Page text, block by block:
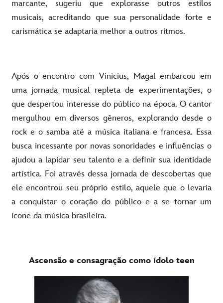
marcante, sugeriu que explorasse outros estilos
musicais, acreditando que sua personalidade forte e
carismática se adaptaria melhor a outros ritmos.
Após o encontro com Vinicius, Magal embarcou em
uma jornada musical repleta de experimentações, o
que despertou interesse do público na época. O cantor
mergulhou em diversos gêneros, explorando desde o
rock e o samba até a música italiana e francesa. Essa
busca incessante por novas sonoridades e influências o
ajudou a lapidar seu talento e a definir sua identidade
artística. Foi através dessa jornada de descobertas que
ele encontrou seu próprio estilo, aquele que o levaria
a conquistar o coração do público e a se tornar um
ícone da música brasileira.
Ascensão e consagração como ídolo teen